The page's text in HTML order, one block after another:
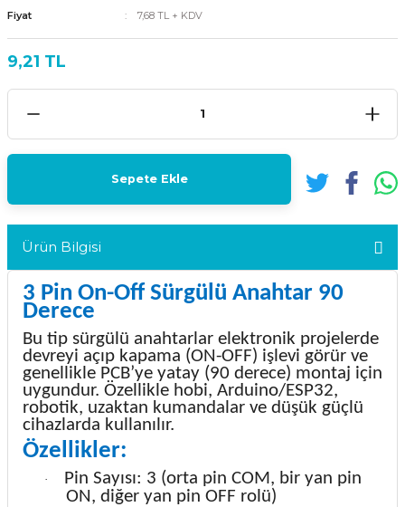
Fiyat
7,68 TL + KDV
9,21 TL
Sepete Ekle
Ürün Bilgisi
3 Pin On-Off Sürgülü Anahtar 90
Derece
Bu tip sürgülü anahtarlar elektronik projelerde
devreyi açıp kapama (ON-OFF) işlevi görür ve
genellikle PCB’ye yatay (90 derece) montaj için
uygundur. Özellikle hobi, Arduino/ESP32,
robotik, uzaktan kumandalar ve düşük güçlü
cihazlarda kullanılır.
Özellikler:
·
Pin Sayısı: 3 (orta pin COM, bir yan pin
ON, diğer yan pin OFF rolü)